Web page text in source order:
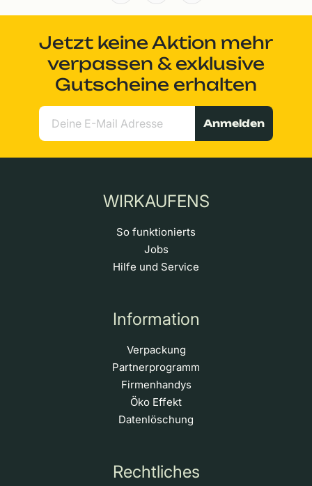
Jetzt keine Aktion mehr
verpassen & exklusive
Gutscheine erhalten
Anmelden
WIRKAUFENS
So funktionierts
Jobs
Hilfe und Service
Information
Verpackung
Partnerprogramm
Firmenhandys
Öko Effekt
Datenlöschung
Rechtliches